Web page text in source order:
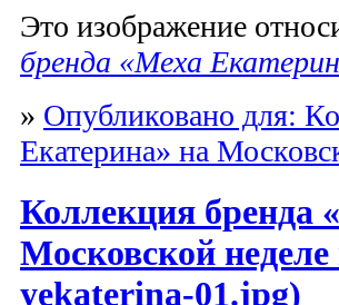
Это изображение
бренда «Меха
» Опубликовано для:
Екатерина» на
Коллекция бренда
Московской
yekaterina-01.jpg)